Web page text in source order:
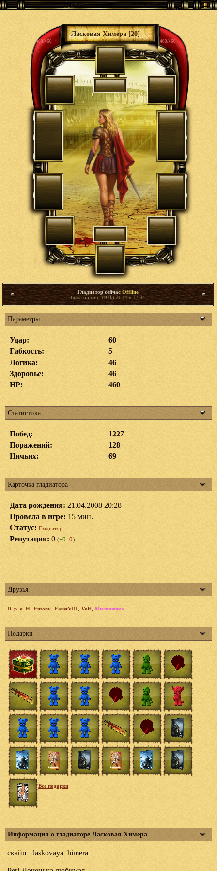
Ласковая Химера [20]
460/460 460/460
Гладиатор сейчасOffline
Была онлайн 19.03.2014 в 13:45
Параметры
Удар:
60
Гибкость:
5
Логика:
46
Здоровье:
46
HP:
460
Статистика
Побед:
1227
Поражений:
128
Ничьих:
69
Карточка гладиатора
Дата рождения: 21.04.2008 20:28
Провела в игре: 15 мин.
Статус: Гладиатор
Репутация: 0 (+0 -0)
Друзья
D_p_o_H, Entony, FaustVIII, Volf, Милашечка
Подарки
Все подарки
Информация о гладиаторе Ласковая Химера
скайп - laskovaya_himera